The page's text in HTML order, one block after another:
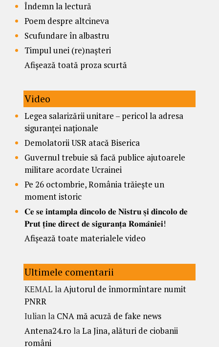
Îndemn la lectură
Poem despre altcineva
Scufundare în albastru
Timpul unei (re)nașteri
Afișează toată proza scurtă
Video
Legea salarizării unitare – pericol la adresa
siguranței naționale
Demolatorii USR atacă Biserica
Guvernul trebuie să facă publice ajutoarele
militare acordate Ucrainei
Pe 26 octombrie, România trăiește un
moment istoric
𝐂𝐞 𝐬𝐞 𝐢𝐧𝐭𝐚𝐦𝐩𝐥𝐚 𝐝𝐢𝐧𝐜𝐨𝐥𝐨 𝐝𝐞 𝐍𝐢𝐬𝐭𝐫𝐮 𝐬̦𝐢 𝐝𝐢𝐧𝐜𝐨𝐥𝐨 𝐝𝐞
𝐏𝐫𝐮𝐭 𝐭̦𝐢𝐧𝐞 𝐝𝐢𝐫𝐞𝐜𝐭 𝐝𝐞 𝐬𝐢𝐠𝐮𝐫𝐚𝐧𝐭̦𝐚 𝐑𝐨𝐦𝐚̂𝐧𝐢𝐞𝐢!
Afișează toate materialele video
Ultimele comentarii
KEMAL laAjutorul de înmormîntare numit
PNRR
Iulianla CNA mă acuză de fake news
Antena24.ro laLa Jina, alături de ciobanii
români